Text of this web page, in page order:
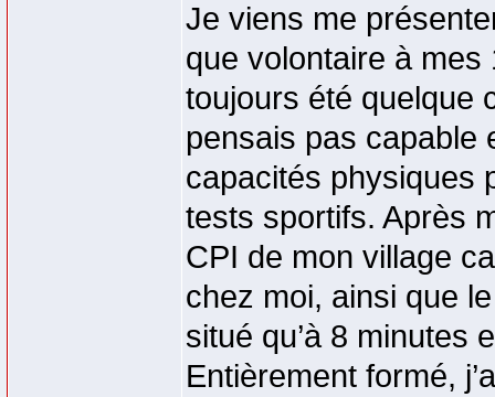
Je viens me
que volontaire à mes
toujours été quelque
pensais pas capable
capacités physiques
tests sportifs. Après
CPI de mon village
chez moi, ainsi que
situé qu’à 8 minutes
Entièrement formé,